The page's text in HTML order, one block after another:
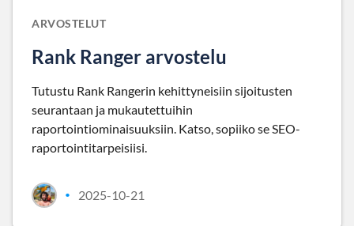
ARVOSTELUT
Rank Ranger arvostelu
Tutustu Rank Rangerin kehittyneisiin sijoitusten
seurantaan ja mukautettuihin
raportointiominaisuuksiin. Katso, sopiiko se SEO-
raportointitarpeisiisi.
• 2025-10-21